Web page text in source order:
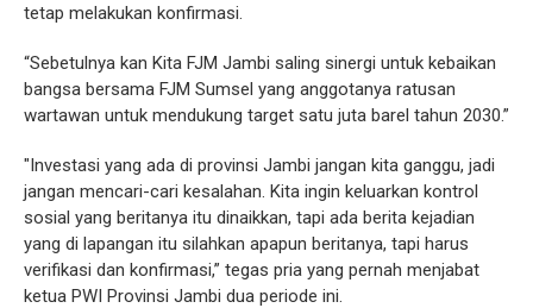
tetap melakukan konfirmasi.
“Sebetulnya kan Kita FJM Jambi saling sinergi untuk kebaikan
bangsa bersama FJM Sumsel yang anggotanya ratusan
wartawan untuk mendukung target satu juta barel tahun 2030.”
"Investasi yang ada di provinsi Jambi jangan kita ganggu, jadi
jangan mencari-cari kesalahan. Kita ingin keluarkan kontrol
sosial yang beritanya itu dinaikkan, tapi ada berita kejadian
yang di lapangan itu silahkan apapun beritanya, tapi harus
verifikasi dan konfirmasi,” tegas pria yang pernah menjabat
ketua PWI Provinsi Jambi dua periode ini.